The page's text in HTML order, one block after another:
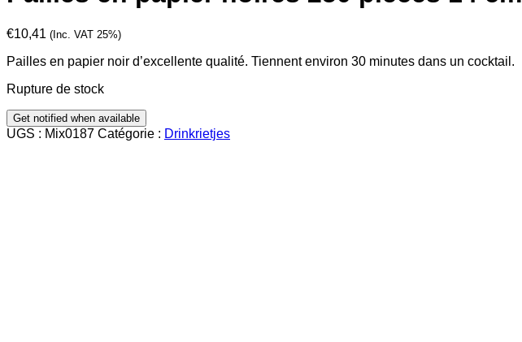
€10,41 (Inc. VAT 25%)
Pailles en papier noir d’excellente qualité. Tiennent environ 30 minutes dans un cocktail.
Rupture de stock
UGS : Mix0187 Catégorie : Drinkrietjes